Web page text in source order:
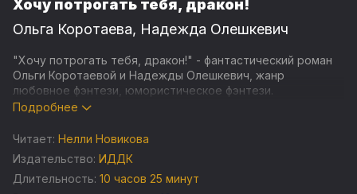
Хочу потрогать тебя, дракон!
Ольга Коротаева, Надежда Олешкевич
"Хочу потрогать тебя, дракон!" - фантастический роман
Ольги Коротаевой и Надежды Олешкевич, жанр
любовное фэнтези, юмористическое фэнтези.
одежде и заявил, что я обязана кого-то убить. А еще
этот ненормальный похитил меня в мир, где живут эльфы,
гномы... и, представляете, драконы! Говорят, их можно
уничтожить особенным прикосновением.
Подробнее
Читает: Нелли Новикова
Издательство: ИДДК
Длительность: 10 часов 25 минут